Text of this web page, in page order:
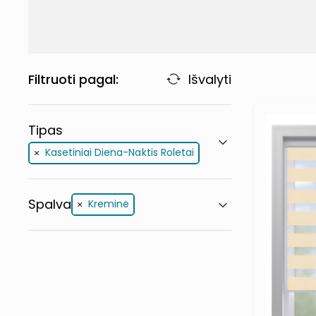
Filtruoti pagal: Išvalyti
Tipas
Kasetiniai Diena-Naktis Roletai
Spalva Kreminė